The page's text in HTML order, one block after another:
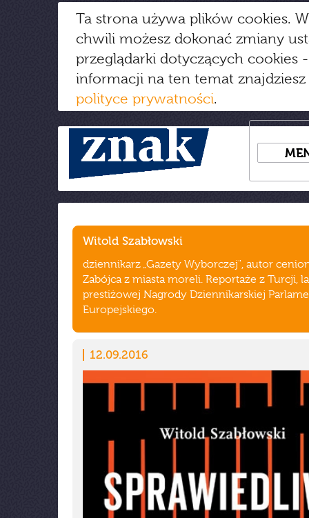
Ta strona używa plików cookies.
chwili możesz dokonać zmiany
przeglądarki dotyczących cookies
informacji na ten temat
polityce prywatności.
Witold Szabłowski
dziennikarz „Gazety Wyborczej", autor
Zabójca z miasta moreli. Reportaże z Turcji,
prestiżowej Nagrody Dziennikarskiej
Europejskiego.
12.09.2016